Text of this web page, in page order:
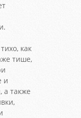
как
тише,
и
также